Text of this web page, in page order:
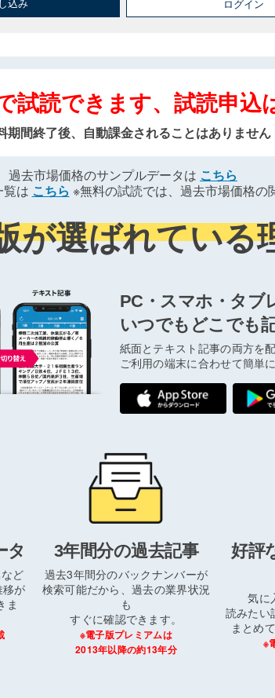
ログイン
試読できます、試読申込
期間終了後、自動課金されることはありません
過去市場価格のサンプルデータは こちら
は こちら ※無料の試読では、過去市場価格の
が選ばれている
PC・スマホ・タブ
いつでもどこでも
紙面とテキスト記事の両方を
ご利用の端末に合わせて簡単
タ
ど
が
ま
3年間分の過去記事
過去3年間分のバックナンバーが
検索可能だから、過去の業界状況
も
すぐに確認できます。
※電子版プレミアムは
2013年以降の約13年分
好評
気に
読みたい
まとめ
※